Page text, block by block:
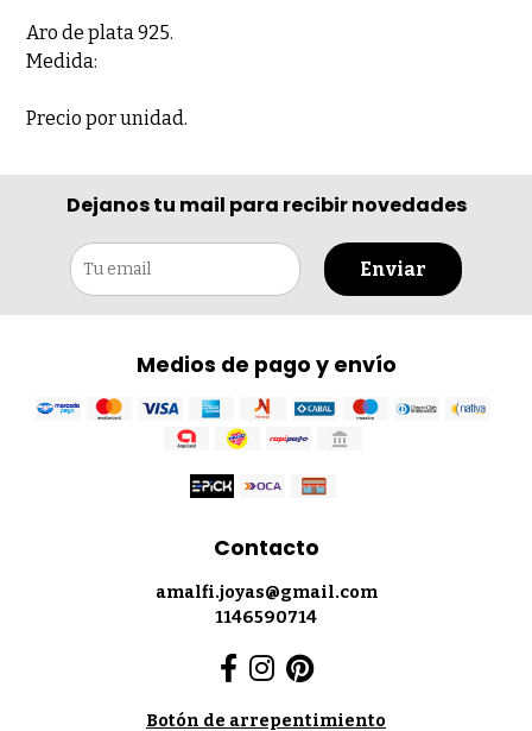
Aro de plata 925.
Medida:
Precio por unidad.
Dejanos tu mail para recibir novedades
Enviar
Medios de pago y envío
Contacto
amalfi.joyas@gmail.com
1146590714
Botón de arrepentimiento